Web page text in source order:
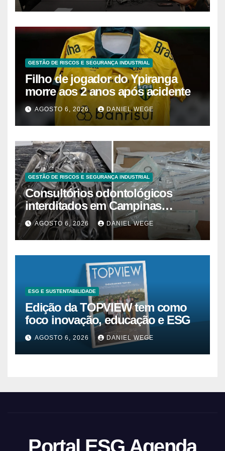
GESTÃO DE RISCOS E SEGURANÇA INDUSTRIAL
Filho de jogador do Ypiranga
morre aos 2 anos após acidente
AGOSTO 6, 2026 DANIEL WEGE
GESTÃO DE RISCOS E SEGURANÇA INDUSTRIAL
Consultórios odontológicos
interditados em Campinas
superam 2025
AGOSTO 6, 2026 DANIEL WEGE
ESG E SUSTENTABILIDADE
Edição da TOPVIEW tem como
foco inovação, educação e ESG
AGOSTO 6, 2026 DANIEL WEGE
Portal ESG Agenda